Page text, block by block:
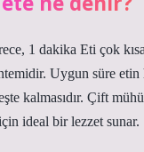
1 dakika Eti çok
Uygun süre
kalmasıdır. Çift
ideal bir lezzet sunar.